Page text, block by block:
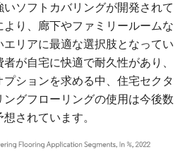
ソフトカバリングが開発されて
り、廊下やファミリールームな
リアに最適な選択肢となってい
が自宅に快適で耐久性があり、
ションを求める中、住宅セクタ
グフローリングの使用は今後数
されています。